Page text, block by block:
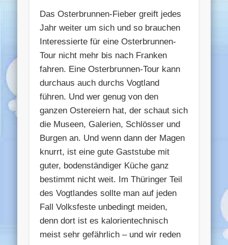
Das Osterbrunnen-Fieber greift jedes
Jahr weiter um sich und so brauchen
Interessierte für eine Osterbrunnen-
Tour nicht mehr bis nach Franken
fahren. Eine Osterbrunnen-Tour kann
durchaus auch durchs Vogtland
führen. Und wer genug von den
ganzen Ostereiern hat, der schaut sich
die Museen, Galerien, Schlösser und
Burgen an. Und wenn dann der Magen
knurrt, ist eine gute Gaststube mit
guter, bodenständiger Küche ganz
bestimmt nicht weit. Im Thüringer Teil
des Vogtlandes sollte man auf jeden
Fall Volksfeste unbedingt meiden,
denn dort ist es kalorientechnisch
meist sehr gefährlich – und wir reden